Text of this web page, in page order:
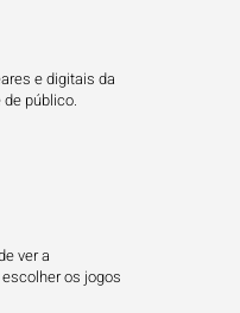
e digitais da
público.
ver a
os jogos